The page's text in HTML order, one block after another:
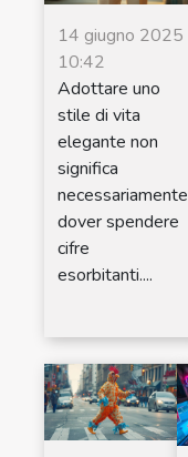
14 giugno 2025
10:42
Adottare uno
stile di vita
elegante non
significa
necessariamente
dover spendere
cifre
esorbitanti....